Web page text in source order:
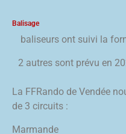
Balisage
baliseurs ont suivi la
2 autres sont prévu en
La FFRando de Vendée
de 3 circuits :
Marmande